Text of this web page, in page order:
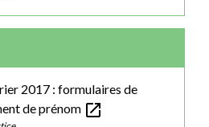
2017 : formulaires de
de prénom open_in_new